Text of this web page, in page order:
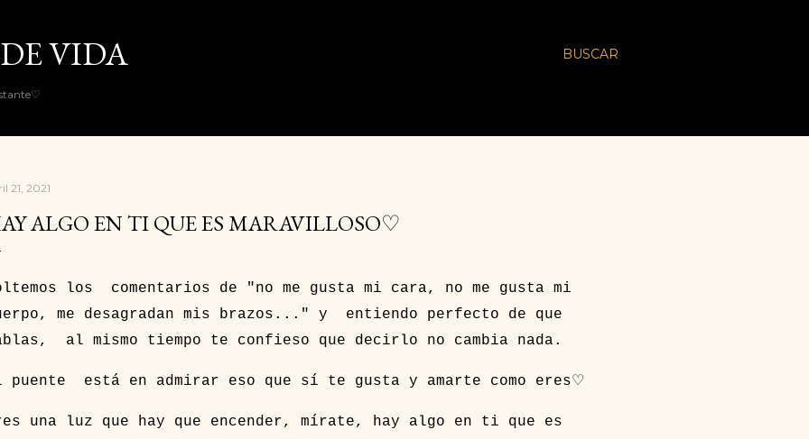
BUSCAR
VIDA
21, 2021
ALGO EN TI QUE ES MARAVILLOSO♡
los comentarios de "no me gusta mi cara, no me gusta mi
me desagradan mis brazos..." y entiendo perfecto de que
al mismo tiempo te confieso que decirlo no cambia nada.
puente está en admirar eso que sí te gusta y amarte como eres♡
una luz que hay que encender, mírate, hay algo en ti que es